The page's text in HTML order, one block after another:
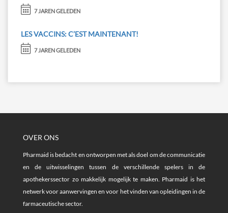
7 JAREN GELEDEN
LES VACCINS: C’EST MAINTENANT!
7 JAREN GELEDEN
OVER ONS
Pharmaid is bedacht en ontworpen met als doel om de communicatie
en de uitwisselingen tussen de verschillende spelers in de
apothekerssector zo makkelijk mogelijk te maken. Pharmaid is het
netwerk voor aanwervingen en voor het vinden van opleidingen in de
farmaceutische sector.